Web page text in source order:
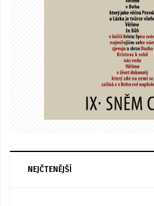
NEJČTENĚJŠÍ